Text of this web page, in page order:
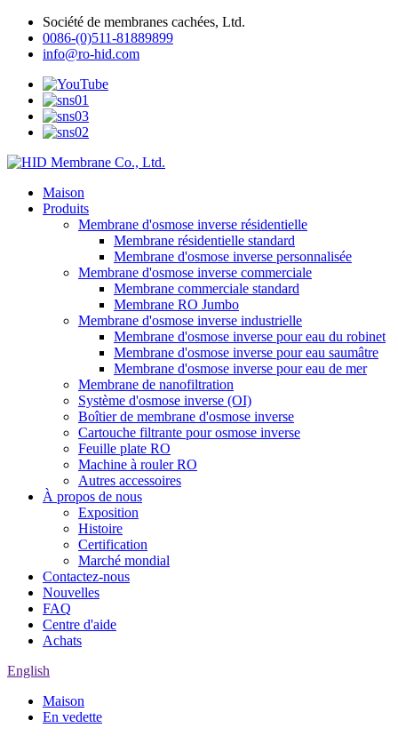
Société de membranes cachées, Ltd.
0086-(0)511-81889899
info@ro-hid.com
Maison
Produits
Membrane d'osmose inverse résidentielle
Membrane résidentielle standard
Membrane d'osmose inverse personnalisée
Membrane d'osmose inverse commerciale
Membrane commerciale standard
Membrane RO Jumbo
Membrane d'osmose inverse industrielle
Membrane d'osmose inverse pour eau du robinet
Membrane d'osmose inverse pour eau saumâtre
Membrane d'osmose inverse pour eau de mer
Membrane de nanofiltration
Système d'osmose inverse (OI)
Boîtier de membrane d'osmose inverse
Cartouche filtrante pour osmose inverse
Feuille plate RO
Machine à rouler RO
Autres accessoires
À propos de nous
Exposition
Histoire
Certification
Marché mondial
Contactez-nous
Nouvelles
FAQ
Centre d'aide
Achats
English
Maison
En vedette